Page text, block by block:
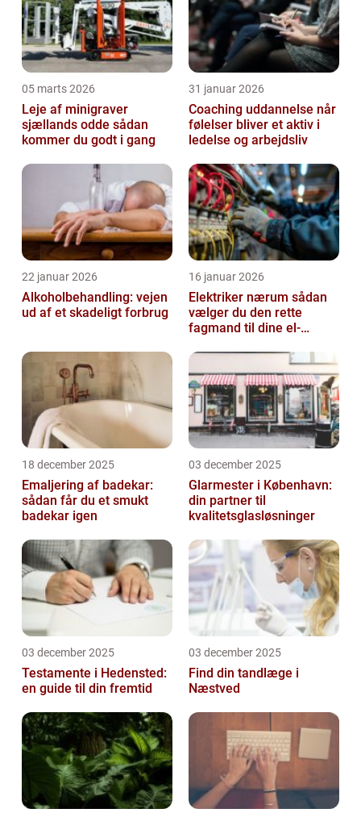
05 marts 2026
Leje af minigraver
sjællands odde sådan
kommer du godt i gang
31 januar 2026
Coaching uddannelse når
følelser bliver et aktiv i
ledelse og arbejdsliv
22 januar 2026
Alkoholbehandling: vejen
ud af et skadeligt forbrug
16 januar 2026
Elektriker nærum sådan
vælger du den rette
fagmand til dine el-
18 december 2025
Emaljering af badekar:
sådan får du et smukt
badekar igen
03 december 2025
Glarmester i København:
din partner til
kvalitetsglasløsninger
03 december 2025
Testamente i Hedensted:
en guide til din fremtid
03 december 2025
Find din tandlæge i
Næstved